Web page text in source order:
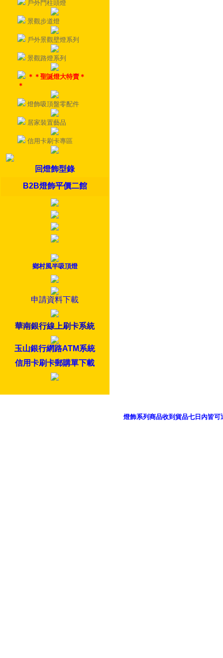
戶外門柱頭燈
景觀步道燈
戶外景觀壁燈系列
景觀路燈系列
＊＊聖誕燈大特賣＊
＊
燈飾吸頂盤零配件
居家裝置藝品
信用卡刷卡專區
回燈飾型錄
B2B燈飾平價二館
鄉村風半吸頂燈
申請資料下載
華南銀行線上刷卡系統
玉山銀行網路ATM系統
信用卡刷卡郵購單下載
燈飾系列商品收到貨品七日內皆